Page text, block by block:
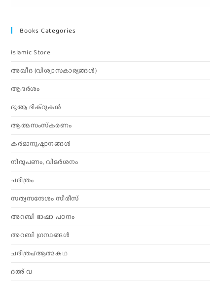
Books Categories
Islamic Store
അഖീദ (വിശ്വാസകാര്യങ്ങള്‍)
ആദര്‍ശം
ദുആ ദിക്റുകൾ
ആത്മസംസ്‌കരണം
കര്‍മാനുഷ്ഠാനങ്ങള്‍
നിരൂപണം, വിമര്‍ശനം
ചരിത്രം
സത്യസന്ദേശം സീരീസ്
അറബി ഭാഷാ പഠനം
അറബി ഗ്രന്ഥങ്ങൾ
ചരിത്രം/ആത്മകഥ
ദഅ് വ